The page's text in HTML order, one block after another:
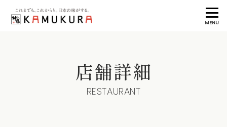
MENU
店舗詳細
RESTAURANT